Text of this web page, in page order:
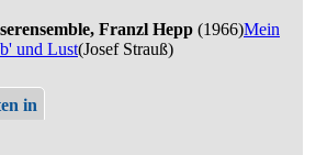
Franzl Hepp (1966)Mein
und Lust(Josef Strauß)
in